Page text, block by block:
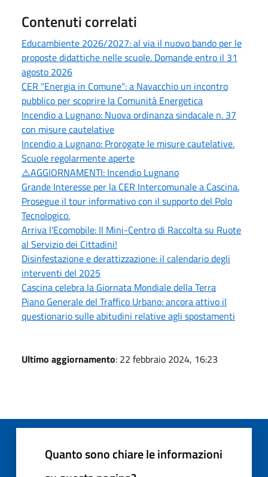
Contenuti correlati
Educambiente 2026/2027: al via il nuovo bando per le
proposte didattiche nelle scuole. Domande entro il 31
agosto 2026
CER "Energia in Comune": a Navacchio un incontro
pubblico per scoprire la Comunità Energetica
Incendio a Lugnano: Nuova ordinanza sindacale n. 37
con misure cautelative
Incendio a Lugnano: Prorogate le misure cautelative.
Scuole regolarmente aperte
⚠️AGGIORNAMENTI: Incendio Lugnano
Grande Interesse per la CER Intercomunale a Cascina.
Prosegue il tour informativo con il supporto del Polo
Tecnologico.
Arriva l'Ecomobile: Il Mini-Centro di Raccolta su Ruote
al Servizio dei Cittadini!
Disinfestazione e derattizzazione: il calendario degli
interventi del 2025
Cascina celebra la Giornata Mondiale della Terra
Piano Generale del Traffico Urbano: ancora attivo il
questionario sulle abitudini relative agli spostamenti
Ultimo aggiornamento: 22 febbraio 2024, 16:23
Quanto sono chiare le informazioni